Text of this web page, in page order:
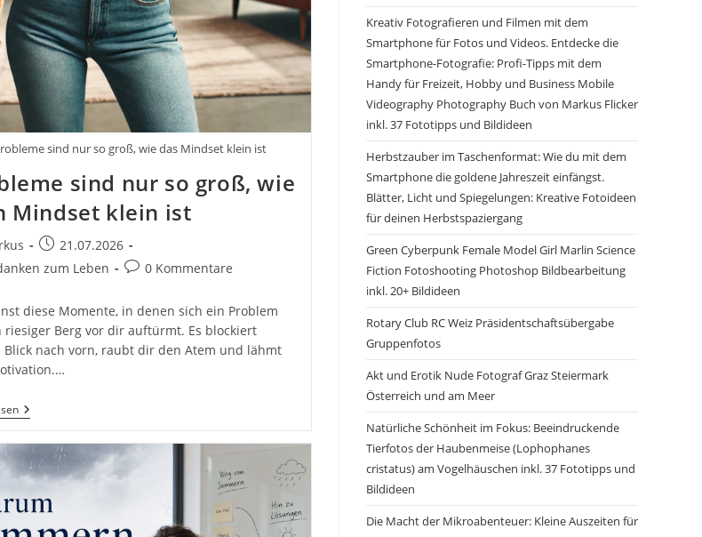
sind nur so groß, wie das Mindset klein ist
sind nur so groß, wie
Mindset klein ist
Beitrag
veröffentlicht:
21.07.2026
zum Leben
Beitrags-
0 Kommentare
diese Momente, in denen sich ein Problem
riesiger Berg vor dir auftürmt. Es blockiert
Blick nach vorn, raubt dir den Atem und lähmt
Probleme
Sind
Groß,
Wie
Dein
Mindset
Kreativ Fotografieren und Filmen mit dem
Smartphone für Fotos und Videos. Entdecke die
Smartphone-Fotografie: Profi-Tipps mit dem
Handy für Freizeit, Hobby und Business Mobile
Videography Photography Buch von Markus Flicker
inkl. 37 Fototipps und Bildideen
Herbstzauber im Taschenformat: Wie du mit dem
Smartphone die goldene Jahreszeit einfängst.
Blätter, Licht und Spiegelungen: Kreative Fotoideen
für deinen Herbstspaziergang
Green Cyberpunk Female Model Girl Marlin Science
Fiction Fotoshooting Photoshop Bildbearbeitung
inkl. 20+ Bildideen
Rotary Club RC Weiz Präsidentschaftsübergabe
Gruppenfotos
Akt und Erotik Nude Fotograf Graz Steiermark
Österreich und am Meer
Natürliche Schönheit im Fokus: Beeindruckende
Tierfotos der Haubenmeise (Lophophanes
cristatus) am Vogelhäuschen inkl. 37 Fototipps und
Bildideen
Die Macht der Mikroabenteuer: Kleine Auszeiten für